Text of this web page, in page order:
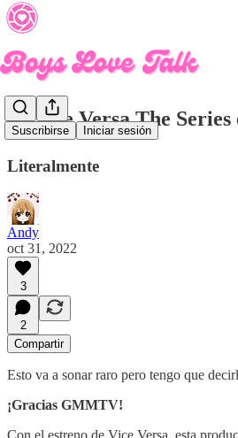
Suscribirse Iniciar sesión
🎞 Vice Versa The Series
Literalmente
Andy
oct 31, 2022
3
2
Compartir
Esto va a sonar raro pero tengo que
¡Gracias GMMTV!
Con el estreno de Vice Versa, esta